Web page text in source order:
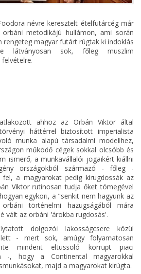
névre keresztelt ételfutárcég már
metodikájú hullámon, ami során
rengeteg magyar futárt rúgtak ki indoklás
látványosan sok, főleg muszlim
ahhoz az Orbán Viktor által
háttérrel biztosított imperialista
munka alapú társadalmi modellhez,
működő cégek sokkal olcsóbb és
ismerő, a munkavállalói jogaikért kiállni
országokból származó - főleg -
fel, a magyarokat pedig kirugdossák az
Viktor rutinosan tudja őket tömegével
egykori, a "senkit nem hagyunk az
történelmi hazugságából mára
vált az orbáni 'árokba rugdosás'.
dolgozói lakosságcsere közül
- mert sok, amúgy folyamatosan
mindent eltussoló korrupt piaci
-, hogy a Continental magyarokkal
majd a magyarokat kirúgta.